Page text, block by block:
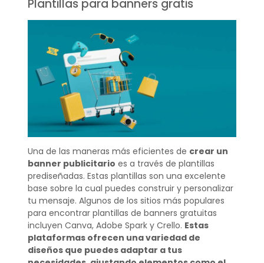
Plantillas para banners gratis
Una de las maneras más eficientes de crear un
banner publicitario es a través de plantillas
prediseñadas. Estas plantillas son una excelente
base sobre la cual puedes construir y personalizar
tu mensaje. Algunos de los sitios más populares
para encontrar plantillas de banners gratuitas
incluyen Canva, Adobe Spark y Crello. Estas
plataformas ofrecen una variedad de
diseños que puedes adaptar a tus